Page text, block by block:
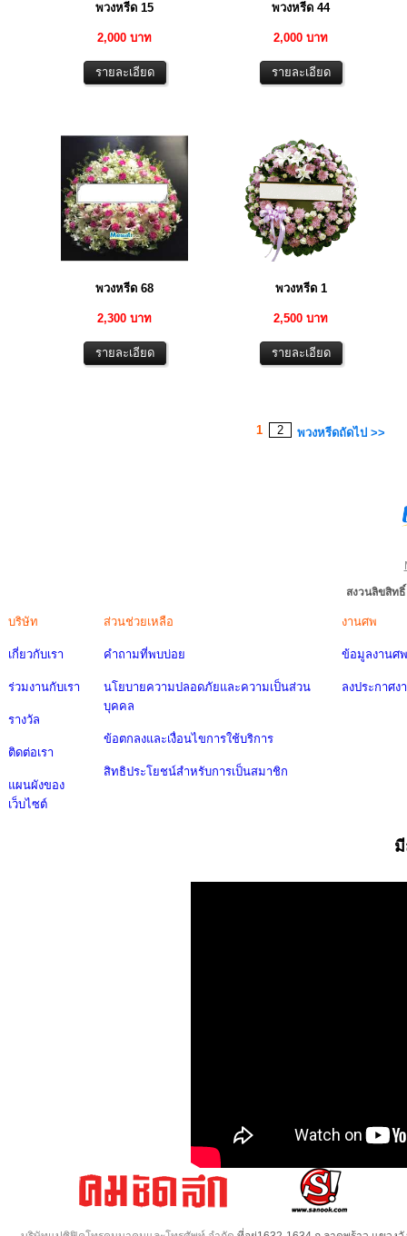
พวงหรีด 15
2,000 บาท
พวงหรีด 44
2,000 บาท
พวงหรีด 68
2,300 บาท
พวงหรีด 1
2,500 บาท
1 2 พวงหรีดถัดไป >>
สงวนลิขสิท
บริษัท
เกี่ยวกับเรา
ร่วมงานกับเรา
รางวัล
ติดต่อเรา
แผนผังของ
เว็บไซต์
ส่วนช่วยเหลือ
คำถามที่พบบ่อย
นโยบายความปลอดภัยและความเป็นส่วน
บุคคล
ข้อตกลงและเงื่อนไขการใช้บริการ
สิทธิประโยชน์สำหรับการเป็นสมาชิก
งานศพ
ข้อมูลงานศพ
ลงประกาศง